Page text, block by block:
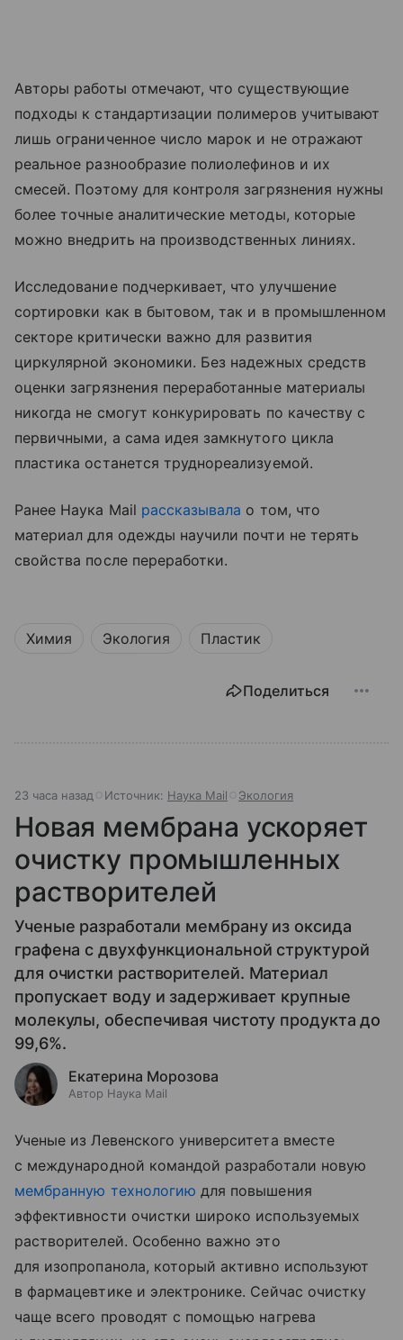
Авторы работы отмечают, что существующие
подходы к стандартизации полимеров учитывают
лишь ограниченное число марок и не отражают
реальное разнообразие полиолефинов и их
смесей. Поэтому для контроля загрязнения нужны
более точные аналитические методы, которые
можно внедрить на производственных линиях.
Исследование подчеркивает, что улучшение
сортировки как в бытовом, так и в промышленном
секторе критически важно для развития
циркулярной экономики. Без надежных средств
оценки загрязнения переработанные материалы
никогда не смогут конкурировать по качеству с
первичными, а сама идея замкнутого цикла
пластика останется труднореализуемой.
Ранее Наука Mail рассказывала о том, что
материал для одежды научили почти не терять
свойства после переработки.
Химия Экология Пластик
Поделиться
23 часа назад Источник: Наука Mail Экология
Новая мембрана ускоряет
очистку промышленных
растворителей
Ученые разработали мембрану из оксида
графена с двухфункциональной структурой
для очистки растворителей. Материал
пропускает воду и задерживает крупные
молекулы, обеспечивая чистоту продукта до
99,6%.
Екатерина Морозова
Автор Наука Mail
Ученые из Левенского университета вместе
с международной командой разработали новую
мембранную технологию для повышения
эффективности очистки широко используемых
растворителей. Особенно важно это
для изопропанола, который активно используют
в фармацевтике и электронике. Сейчас очистку
чаще всего проводят с помощью нагрева